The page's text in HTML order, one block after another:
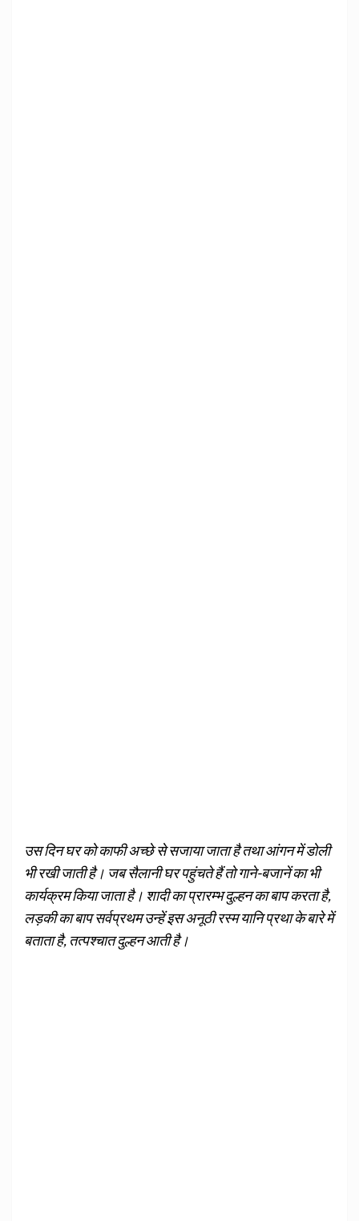
उस दिन घर को काफी अच्छे से सजाया जाता है तथा आंगन में डोली
भी रखी जाती है। जब सैलानी घर पहुंचते हैं तो गाने-बजानें का भी
कार्यक्रम किया जाता है। शादी का प्रारम्भ दुल्हन का बाप करता है,
लड़की का बाप सर्वप्रथम उन्हें इस अनूठी रस्म यानि प्रथा के बारे में
बताता है, तत्पश्चात दुल्हन आती है।